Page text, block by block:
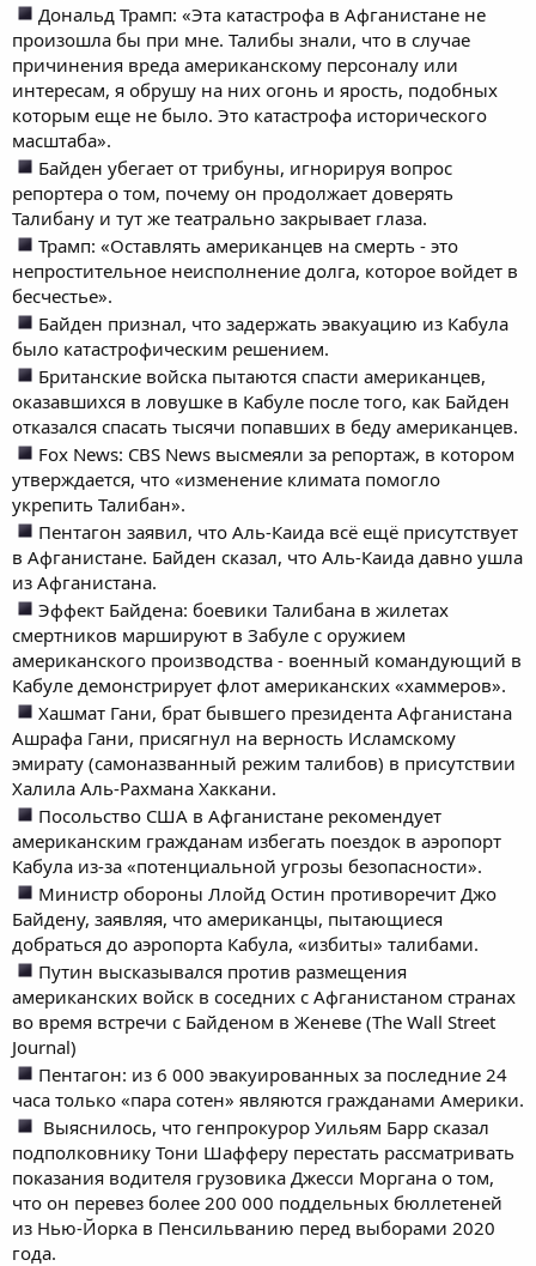
Дональд Трамп: «Эта катастрофа в Афганистане не
произошла бы при мне. Талибы знали, что в случае
причинения вреда американскому персоналу или
интересам, я обрушу на них огонь и ярость, подобных
которым еще не было. Это катастрофа исторического
масштаба».
Байден убегает от трибуны, игнорируя вопрос
репортера о том, почему он продолжает доверять
Талибану и тут же театрально закрывает глаза.
Трамп: «Оставлять американцев на смерть - это
непростительное неисполнение долга, которое войдет в
бесчестье».
Байден признал, что задержать эвакуацию из Кабула
было катастрофическим решением.
Британские войска пытаются спасти американцев,
оказавшихся в ловушке в Кабуле после того, как Байден
отказался спасать тысячи попавших в беду американцев.
Fox News: CBS News высмеяли за репортаж, в котором
утверждается, что «изменение климата помогло
укрепить Талибан».
Пентагон заявил, что Аль-Каида всё ещё присутствует
в Афганистане. Байден сказал, что Аль-Каида давно ушла
из Афганистана.
Эффект Байдена: боевики Талибана в жилетах
смертников маршируют в Забуле с оружием
американского производства - военный командующий в
Кабуле демонстрирует флот американских «хаммеров».
Хашмат Гани, брат бывшего президента Афганистана
Ашрафа Гани, присягнул на верность Исламскому
эмирату (самоназванный режим талибов) в присутствии
Халила Аль-Рахмана Хаккани.
Посольство США в Афганистане рекомендует
американским гражданам избегать поездок в аэропорт
Кабула из-за «потенциальной угрозы безопасности».
Министр обороны Ллойд Остин противоречит Джо
Байдену, заявляя, что американцы, пытающиеся
добраться до аэропорта Кабула, «избиты» талибами.
Путин высказывался против размещения
американских войск в соседних с Афганистаном странах
во время встречи с Байденом в Женеве (The Wall Street
Journal)
Пентагон: из 6 000 эвакуированных за последние 24
часа только «пара сотен» являются гражданами Америки.
Выяснилось, что генпрокурор Уильям Барр сказал
подполковнику Тони Шафферу перестать рассматривать
показания водителя грузовика Джесси Моргана о том,
что он перевез более 200 000 поддельных бюллетеней
из Нью-Йорка в Пенсильванию перед выборами 2020
года.